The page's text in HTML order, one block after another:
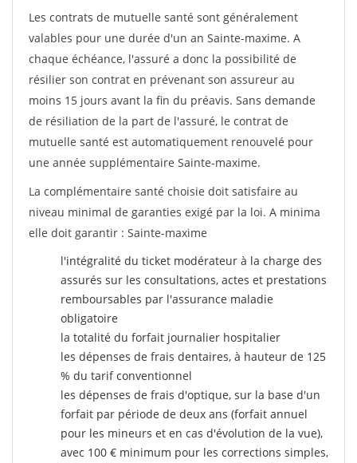
Les contrats de mutuelle santé sont généralement
valables pour une durée d'un an Sainte-maxime. A
chaque échéance, l'assuré a donc la possibilité de
résilier son contrat en prévenant son assureur au
moins 15 jours avant la fin du préavis. Sans demande
de résiliation de la part de l'assuré, le contrat de
mutuelle santé est automatiquement renouvelé pour
une année supplémentaire Sainte-maxime.
La complémentaire santé choisie doit satisfaire au
niveau minimal de garanties exigé par la loi. A minima
elle doit garantir : Sainte-maxime
l'intégralité du ticket modérateur à la charge des
assurés sur les consultations, actes et prestations
remboursables par l'assurance maladie
obligatoire
la totalité du forfait journalier hospitalier
les dépenses de frais dentaires, à hauteur de 125
% du tarif conventionnel
les dépenses de frais d'optique, sur la base d'un
forfait par période de deux ans (forfait annuel
pour les mineurs et en cas d'évolution de la vue),
avec 100 € minimum pour les corrections simples,